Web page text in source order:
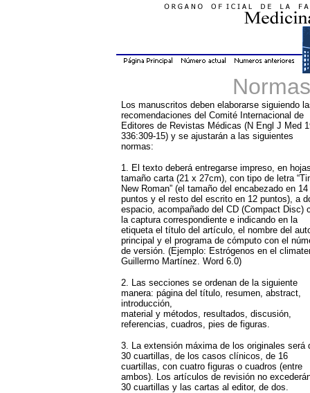
Los manuscritos deben elaborarse siguiendo
recomendaciones del Comité Internacional de
Editores de Revistas Médicas (N Engl J Med
336:309-15) y se ajustarán a las siguientes
normas:
1. El texto deberá entregarse impreso, en
tamaño carta (21 x 27cm), con tipo de letra
New Roman” (el tamaño del encabezado en 14
puntos y el resto del escrito en 12 puntos), a
espacio, acompañado del CD (Compact Disc)
la captura correspondiente e indicando en la
etiqueta el título del artículo, el nombre del
principal y el programa de cómputo con el
de versión. (Ejemplo: Estrógenos en el
Guillermo Martínez. Word 6.0)
2. Las secciones se ordenan de la siguiente
manera: página del título, resumen, abstract,
introducción,
material y métodos, resultados, discusión,
referencias, cuadros, pies de figuras.
3. La extensión máxima de los originales será
30 cuartillas, de los casos clínicos, de 16
cuartillas, con cuatro figuras o cuadros (entre
ambos). Los artículos de revisión no
30 cuartillas y las cartas al editor, de dos.